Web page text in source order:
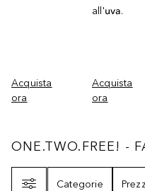
Acquista
ora
all'uva.
Acquista
ora
ONE.TWO.FREE!
ONE.TWO.FREE! -
Categorie